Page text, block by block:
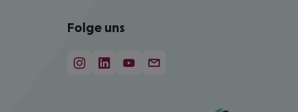
Folge uns